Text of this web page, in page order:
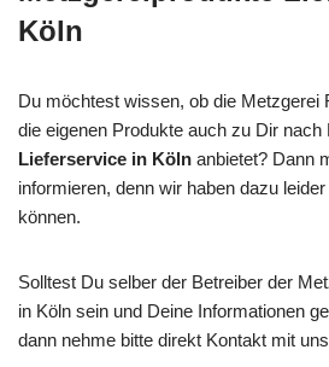
Köln
Du möchtest wissen, ob die Metzgerei
die eigenen Produkte auch zu Dir nach
Lieferservice in Köln anbietet? Dann
informieren, denn wir haben dazu
können.
Solltest Du selber der Betreiber der
in Köln sein und Deine Informationen
dann nehme bitte direkt Kontakt mit